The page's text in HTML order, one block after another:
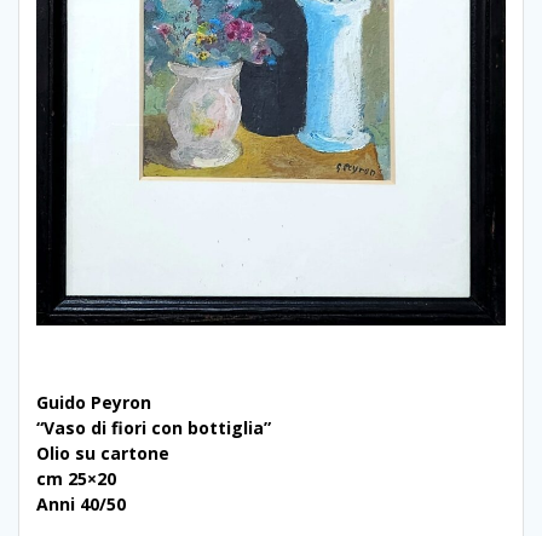
Guido Peyron
“Vaso di fiori con bottiglia”
Olio su cartone
cm 25×20
Anni 40/50